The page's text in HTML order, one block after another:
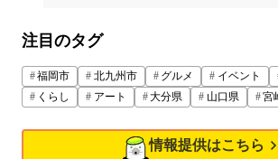
注目のタグ
福岡市 北九州市 グルメ イベント
くらし
アート 大分県 山口県 宮
情報提供はこちら